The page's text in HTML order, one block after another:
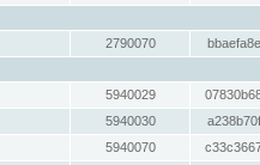
2790070
5940029
5940030
5940070